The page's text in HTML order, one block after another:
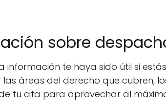
sobre
información te haya sido útil si
áreas del derecho que cubren,
tu cita para aprovechar al